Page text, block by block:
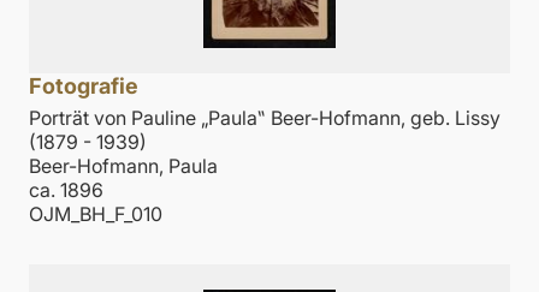
Fotografie
Porträt von Pauline „Paula‟ Beer-Hofmann, geb. Lissy
(1879 - 1939)
Beer-Hofmann, Paula
ca. 1896
OJM_BH_F_010